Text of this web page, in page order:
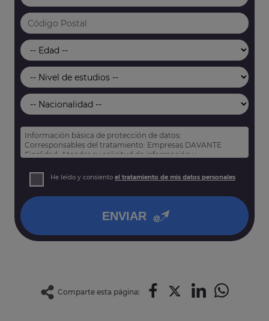
Información básica de protección de datos:
Corresponsables del tratamiento: Empresas DAVANTE
Finalidad: Atender su solicitud de información y
Derechos: Puede acceder, rectificar y suprimir sus datos,
así como otros derechos tal y como se explica en nuestra
He leído y consiento el tratamiento de mis datos personales
ENVIAR
Comparte esta página: